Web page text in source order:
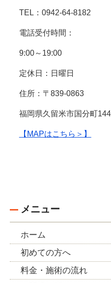
TEL：0942-64-8182
電話受付時間：
9:00～19:00
定休日：日曜日
住所：〒839-0863
福岡県久留米市国分町
【MAPはこちら＞】
メニュー
ホーム
初めての方へ
料金・施術の流れ